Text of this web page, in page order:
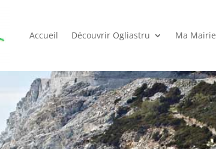
Accueil Découvrir Ogliastru Ma Mairie